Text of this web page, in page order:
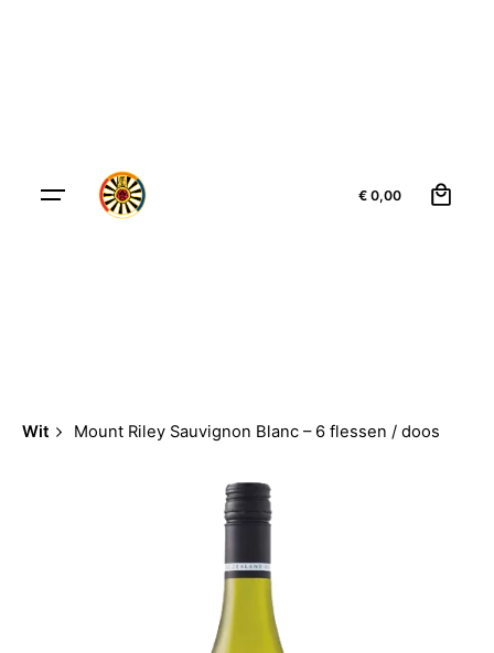
€ 0,00
Wit Mount Riley Sauvignon Blanc – 6 flessen / doos